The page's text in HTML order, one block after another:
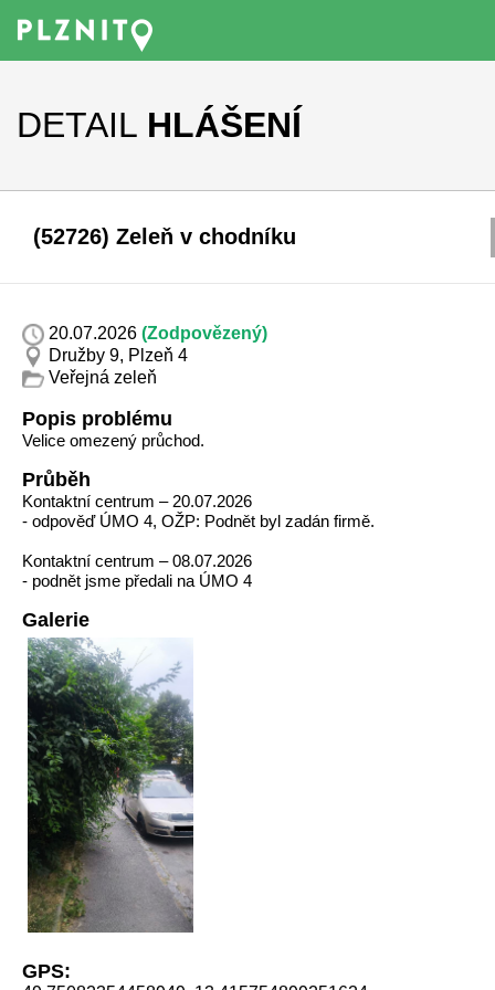
DETAIL HLÁŠENÍ
(52726) Zeleň v chodníku
20.07.2026 (Zodpovězený)
Družby 9, Plzeň 4
Veřejná zeleň
Popis problému
Velice omezený průchod.
Průběh
Kontaktní centrum – 20.07.2026
- odpověď ÚMO 4, OŽP: Podnět byl zadán firmě.
Kontaktní centrum – 08.07.2026
- podnět jsme předali na ÚMO 4
Galerie
GPS: